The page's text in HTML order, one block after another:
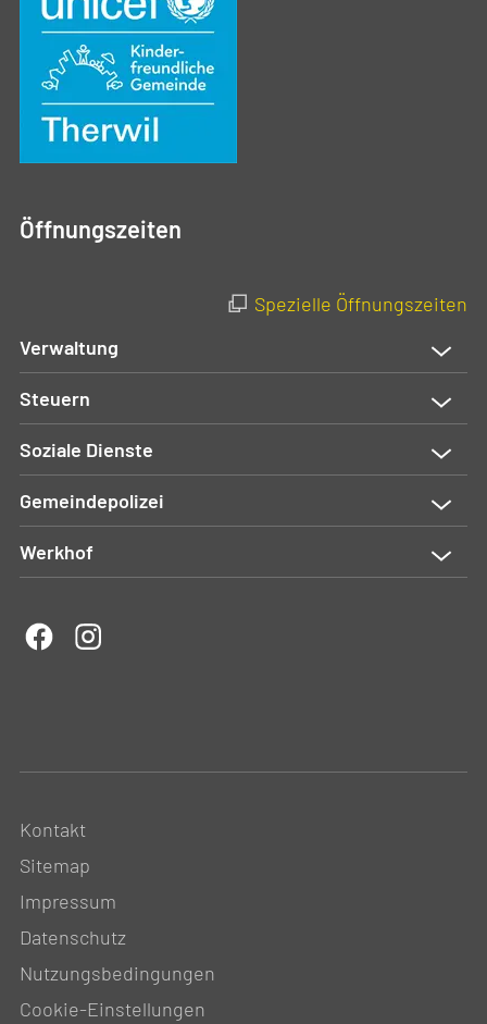
Öffnungszeiten
Spezielle Öffnungszeiten
Verwaltung
Steuern
Soziale Dienste
Gemeindepolizei
Werkhof
Kontakt
Sitemap
Impressum
Datenschutz
Nutzungsbedingungen
Cookie-Einstellungen